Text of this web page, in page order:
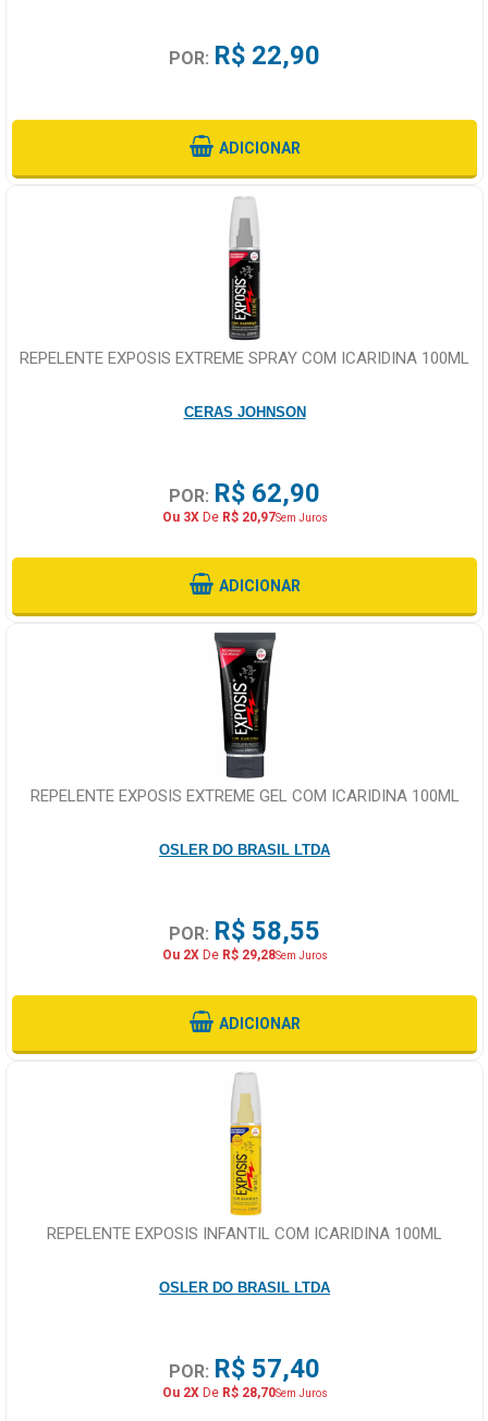
POR: R$ 22,90
ADICIONAR
REPELENTE EXPOSIS EXTREME SPRAY COM ICARIDINA 100ML
CERAS JOHNSON
POR: R$ 62,90
Ou 3XDe R$ 20,97Sem Juros
ADICIONAR
REPELENTE EXPOSIS EXTREME GEL COM ICARIDINA 100ML
OSLER DO BRASIL LTDA
POR: R$ 58,55
Ou 2XDe R$ 29,28Sem Juros
ADICIONAR
REPELENTE EXPOSIS INFANTIL COM ICARIDINA 100ML
OSLER DO BRASIL LTDA
POR: R$ 57,40
Ou 2XDe R$ 28,70Sem Juros